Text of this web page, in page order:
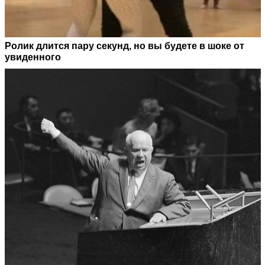
Ролик длится пару секунд, но вы будете в шоке от
увиденного